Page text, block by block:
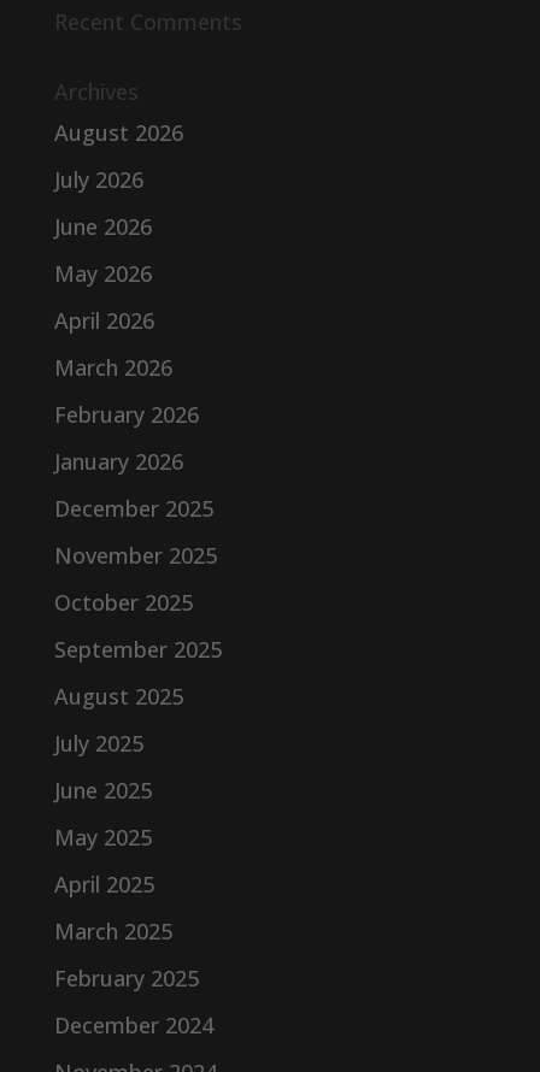
Recent Comments
Archives
August 2026
July 2026
June 2026
May 2026
April 2026
March 2026
February 2026
January 2026
December 2025
November 2025
October 2025
September 2025
August 2025
July 2025
June 2025
May 2025
April 2025
March 2025
February 2025
December 2024